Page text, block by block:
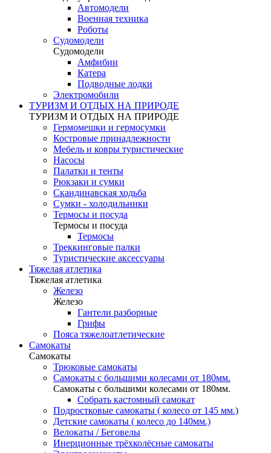
Автомодели
Военная техника
Роботы
Судомодели
Судомодели
Амфибии
Катера
Подводные лодки
Электромобили
ТУРИЗМ И ОТДЫХ НА ПРИРОДЕ
ТУРИЗМ И ОТДЫХ НА ПРИРОДЕ
Гермомешки и гермосумки
Костровые принадлежности
Мебель и ковры туристические
Насосы
Палатки и тенты
Рюкзаки и сумки
Скандинавская ходьба
Сумки - холодильники
Термосы и посуда
Термосы и посуда
Термосы
Треккинговые палки
Туристические аксессуары
Тяжелая атлетика
Тяжелая атлетика
Железо
Железо
Гантели разборные
Грифы
Пояса тяжелоатлетические
Самокаты
Самокаты
Трюковые самокаты
Самокаты с большими колесами от 180мм.
Самокаты с большими колесами от 180мм.
Собрать кастомный самокат
Подростковые самокаты ( колесо от 145 мм.)
Детские самокаты ( колесо до 140мм.)
Велокаты / Беговелы
Инерционные трёхколёсные самокаты